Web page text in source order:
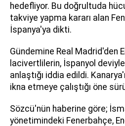
hedefliyor. Bu doğrultuda
takviye yapma kararı alan
İspanya'ya dikti.
Gündemine Real Madrid'den
lacivertlilerin, İspanyol
anlaştığı iddia edildi.
ikna etmeye çalıştığı öne
Sözcü'nün haberine göre;
yönetimindeki Fenerbahçe,